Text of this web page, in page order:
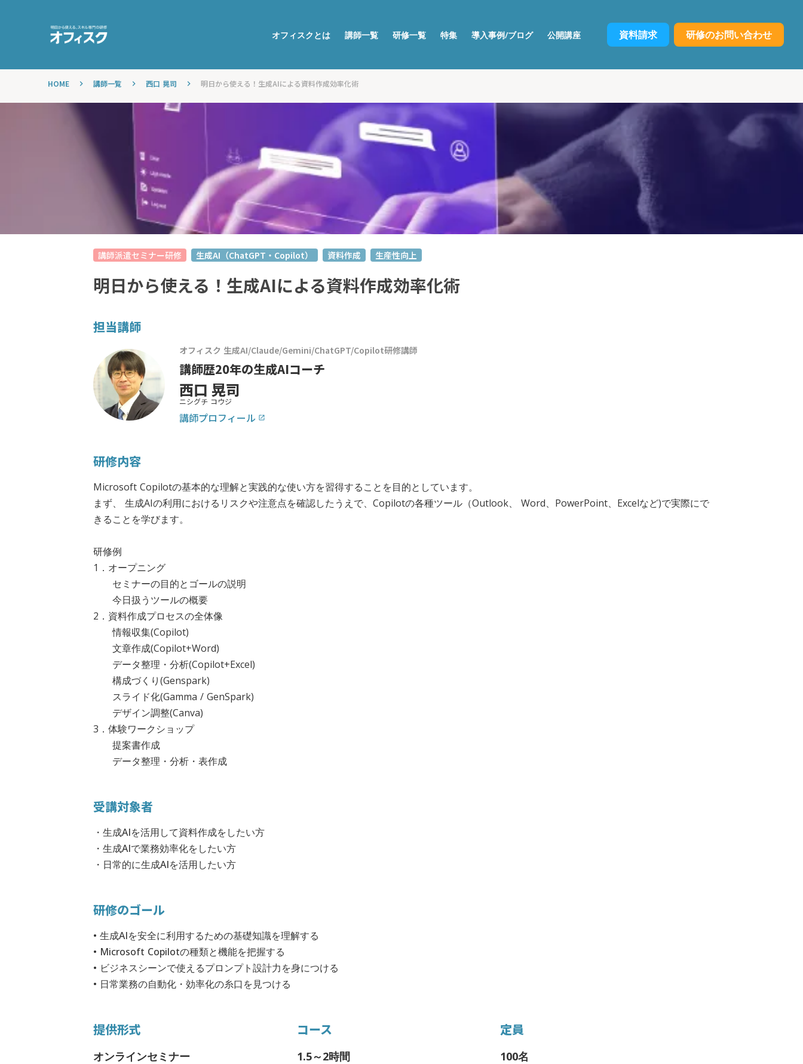
HOME keyboard_arrow_right 講師一覧 keyboard_arrow_right 西口 晃司 keyboard_arrow_right 明日から使える！生成AIによる資料作成効率化術
講師派遣セミナー研修 生成AI（ChatGPT・Copilot） 資料作成 生産性向上
明日から使える！生成AIによる資料作成効率化術
担当講師
オフィスク 生成AI/Claude/Gemini/ChatGPT/Copilot研修講師
講師歴20年の生成AIコーチ
西口 晃司
ニシグチ コウジ
講師プロフィール launch
研修内容
Microsoft Copilotの基本的な理解と実践的な使い方を習得することを目的としています。
まず、 生成AIの利用におけるリスクや注意点を確認したうえで、Copilotの各種ツール（Outlook、 Word、PowerPoint、Excelなど)で実際にで
きることを学びます。
研修例
1．オープニング
セミナーの目的とゴールの説明
今日扱うツールの概要
2．資料作成プロセスの全体像
情報収集(Copilot)
文章作成(Copilot+Word)
データ整理・分析(Copilot+Excel)
構成づくり(Genspark)
スライド化(Gamma / GenSpark)
デザイン調整(Canva)
3．体験ワークショップ
提案書作成
データ整理・分析・表作成
受講対象者
・生成AIを活用して資料作成をしたい方
・生成AIで業務効率化をしたい方
・日常的に生成AIを活用したい方
研修のゴール
• 生成AIを安全に利用するための基礎知識を理解する
• Microsoft Copilotの種類と機能を把握する
• ビジネスシーンで使えるプロンプト設計力を身につける
• 日常業務の自動化・効率化の糸口を見つける
提供形式
オンラインセミナー
コース
1.5～2時間
定員
100名
オフィスクとは 講師一覧 研修一覧 特集 導入事例/ブログ 公開講座 資料請求 研修のお問い合わせ